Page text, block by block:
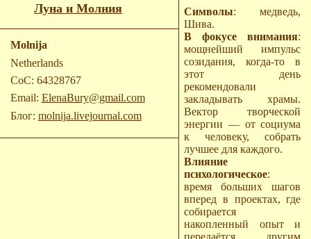
Луна и Молния
Molnija
Netherlands
CoC: 64328767
Email: ElenaBury@gmail.com
Блог: molnija.livejournal.com
Символы: медведь,
Шива.
В фокусе внимания:
мощнейший импульс
созидания, когда-то в
этот день
рекомендовали
закладывать храмы.
Вектор творческой
энергии — от социума
к человеку, собрать
лучшее для каждого.
Влияние
психологическое:
время больших шагов
вперед в проектах, где
собирается
накопленный опыт и
передаётся другим